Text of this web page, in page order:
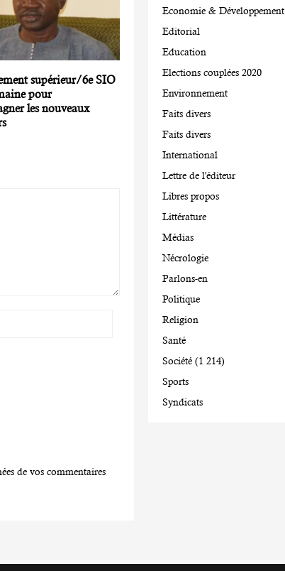
supérieur/6e SIO
pour
les nouveaux
de vos commentaires
Economie & Développement
Editorial
Education
Elections couplées 2020
Environnement
Faits divers
Faits divers
International
Lettre de l'éditeur
Libres propos
Littérature
Médias
Nécrologie
Parlons-en
Politique
Religion
Santé
Société (1 214)
Sports
Syndicats